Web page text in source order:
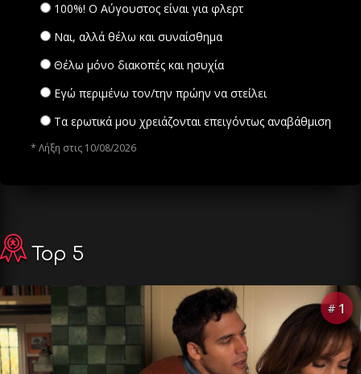
100%! Ο Αύγουστος είναι για φλερτ
Ναι, αλλά θέλω και συναίσθημα
Θέλω μόνο διακοπές και ησυχία
Εγώ περιμένω τον/την πρώην να στείλει
Τα ερωτικά μου χρειάζονται επειγόντως αναβάθμιση
* Λήξη στις 10/08/2026
Top 5
# 1